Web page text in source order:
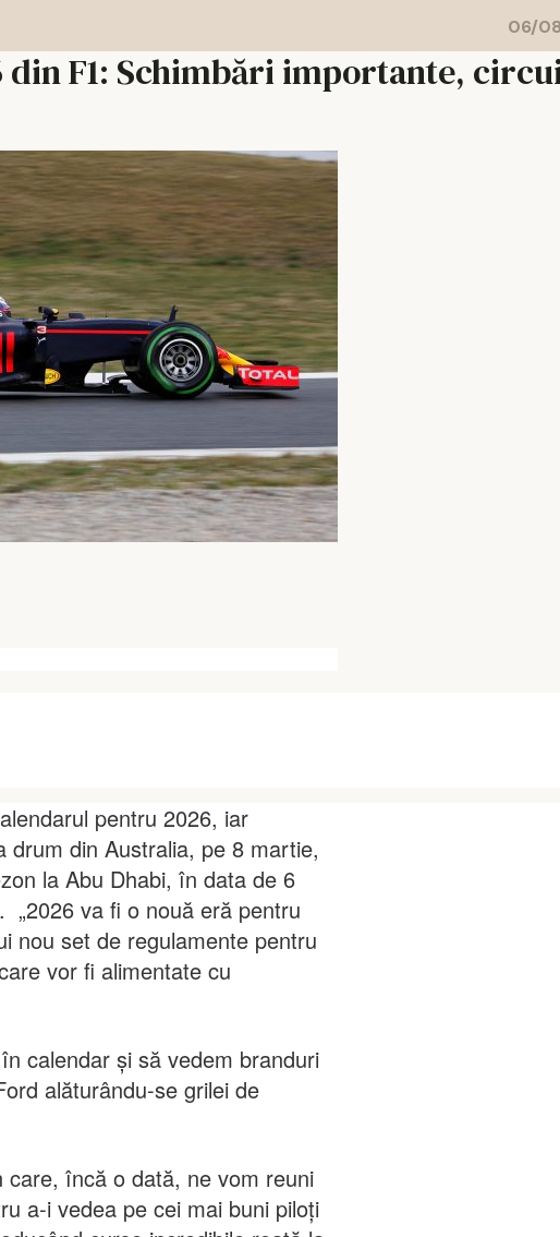
06/
din F1: Schimbări importante,
pentru 2026, iar
drum din Australia, pe 8 martie,
la Abu Dhabi, în data de 6
„2026 va fi o nouă eră pentru
nou set de regulamente pentru
vor fi alimentate cu
calendar și să vedem branduri
alăturându-se grilei de
încă o dată, ne vom reuni
a-i vedea pe cei mai buni piloți